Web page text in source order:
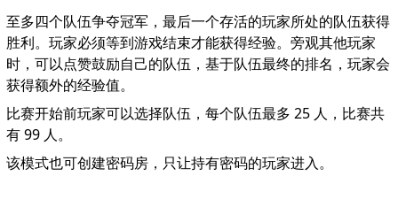
至多四个队伍争夺冠军，最后一个存活的玩家所处的队伍获得
胜利。玩家必须等到游戏结束才能获得经验。旁观其他玩家
时，可以点赞鼓励自己的队伍，基于队伍最终的排名，玩家会
获得额外的经验值。
比赛开始前玩家可以选择队伍，每个队伍最多 25 人，比赛共
有 99 人。
该模式也可创建密码房，只让持有密码的玩家进入。